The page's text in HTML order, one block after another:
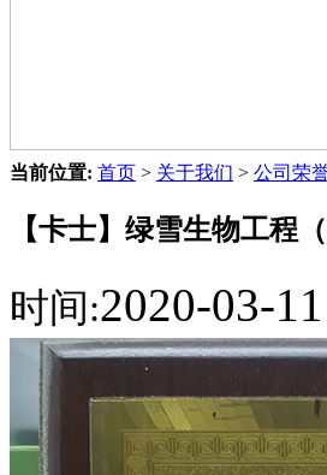
当前位置: 首页 > 关于我们 > 公司荣
【卡士】绿雪生物工程
时间:2020-03-